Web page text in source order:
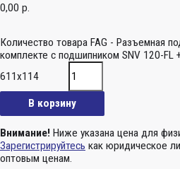
0,00 р.
Количество товара FAG - Разъемная
комплекте с подшипником SNV 120-FL
611x114
В корзину
Внимание! Ниже указана цена для
Зарегистрируйтесь как юридическое
оптовым ценам.